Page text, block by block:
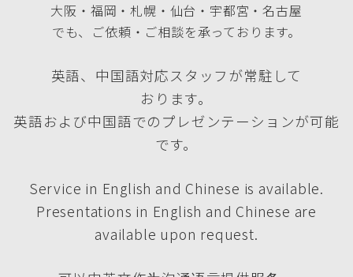
大阪・福岡・札幌・仙台・宇都宮・名古屋
でも、ご依頼・ご相談を承っております。
英語、中国語対応スタッフが常駐して
おります。
英語および中国語でのプレゼンテーションが可能
です。
Service in English and Chinese is available.
Presentations in English and Chinese are
available upon request.